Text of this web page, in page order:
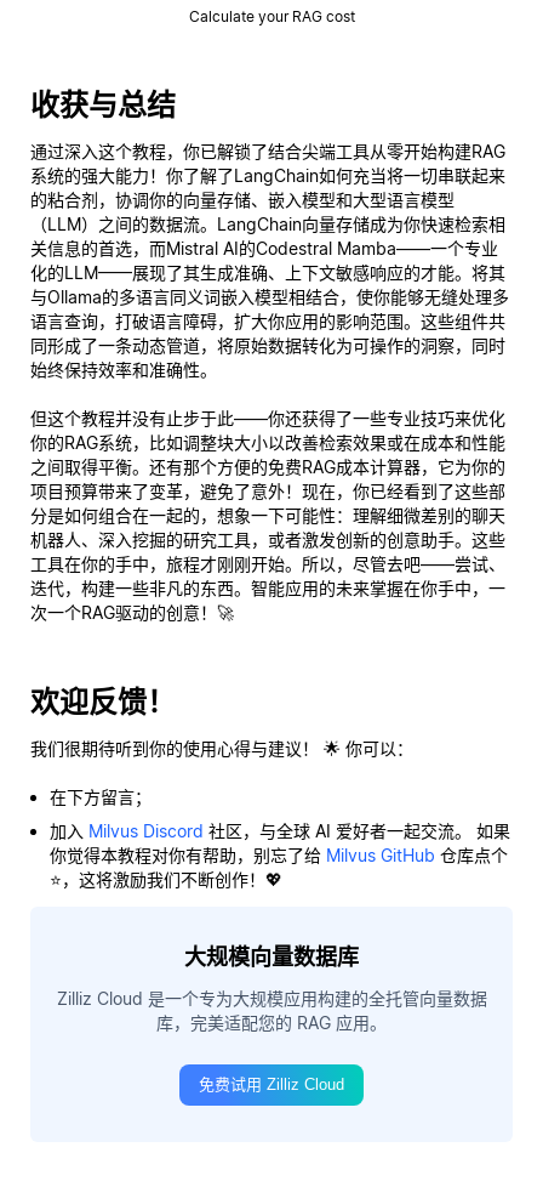
Calculate your RAG cost
收获与总结
通过深入这个教程，你已解锁了结合尖端工具从零开始构建RAG
系统的强大能力！你了解了LangChain如何充当将一切串联起来
的粘合剂，协调你的向量存储、嵌入模型和大型语言模型
（LLM）之间的数据流。LangChain向量存储成为你快速检索相
关信息的首选，而Mistral AI的Codestral Mamba——一个专业
化的LLM——展现了其生成准确、上下文敏感响应的才能。将其
与Ollama的多语言同义词嵌入模型相结合，使你能够无缝处理多
语言查询，打破语言障碍，扩大你应用的影响范围。这些组件共
同形成了一条动态管道，将原始数据转化为可操作的洞察，同时
始终保持效率和准确性。
但这个教程并没有止步于此——你还获得了一些专业技巧来优化
你的RAG系统，比如调整块大小以改善检索效果或在成本和性能
之间取得平衡。还有那个方便的免费RAG成本计算器，它为你的
项目预算带来了变革，避免了意外！现在，你已经看到了这些部
分是如何组合在一起的，想象一下可能性：理解细微差别的聊天
机器人、深入挖掘的研究工具，或者激发创新的创意助手。这些
工具在你的手中，旅程才刚刚开始。所以，尽管去吧——尝试、
迭代，构建一些非凡的东西。智能应用的未来掌握在你手中，一
次一个RAG驱动的创意！🚀
欢迎反馈！
我们很期待听到你的使用心得与建议！ 🌟 你可以：
在下方留言；
加入 Milvus Discord 社区，与全球 AI 爱好者一起交流。 如果
你觉得本教程对你有帮助，别忘了给 Milvus GitHub 仓库点个
⭐，这将激励我们不断创作！💖
大规模向量数据库
Zilliz Cloud 是一个专为大规模应用构建的全托管向量数据
库，完美适配您的 RAG 应用。
免费试用 Zilliz Cloud